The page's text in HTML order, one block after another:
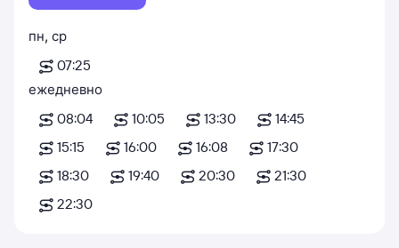
пн, ср
07:25
ежедневно
08:04
10:05 13:30
14:45
15:15
16:00 16:08
17:30
18:30
19:40 20:30
21:30
22:30